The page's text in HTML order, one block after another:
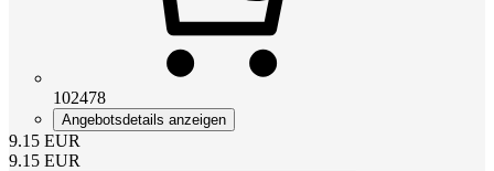
102478
Angebotsdetails anzeigen
9.15 EUR
9.15 EUR